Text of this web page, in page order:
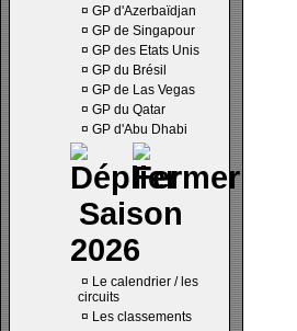
¤ GP d'Azerbaïdjan
¤ GP de Singapour
¤ GP des Etats Unis
¤ GP du Brésil
¤ GP de Las Vegas
¤ GP du Qatar
¤ GP d'Abu Dhabi
Saison
2026
¤ Le calendrier / les
circuits
¤ Les classements